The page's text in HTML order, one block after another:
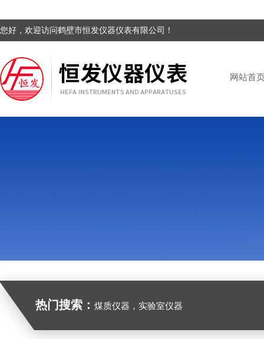
您好，欢迎访问鹤壁市恒发仪器仪表有限公司！
网站首
热门搜索： 煤质仪器，实验室仪器